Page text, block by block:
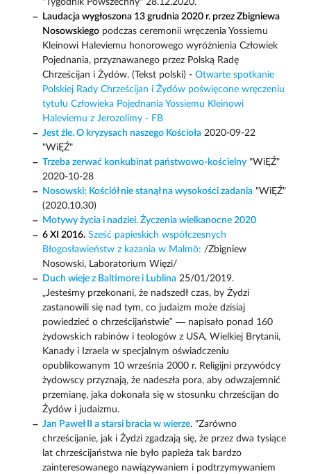
"Tygodnik Powszechny" 28.12.2020.
Laudacja wygłoszona 13 grudnia 2020 r. przez Zbigniewa
Nosowskiegopodczas ceremonii wręczenia Yossiemu
Kleinowi Haleviemu honorowego wyróżnienia Człowiek
Pojednania, przyznawanego przez Polską Radę
Chrześcijan i Żydów. (Tekst polski) - Otwarte spotkanie
Polskiej Rady Chrześcijan i Żydów poświęcone wręczeniu
tytułu Człowieka Pojednania Yossiemu Kleinowi
Haleviemu z Jerozolimy - FB
Jest źle. O kryzysach naszego Kościoła2020-09-22
"WiĘŹ"
Trzeba zerwać konkubinat państwowo-kościelny"WiĘŹ"
2020-10-28
Nosowski: Kościół nie stanął na wysokości zadania"WiĘŹ"
(2020.10.30)
Motywy życia i nadziei. Życzenia wielkanocne 2020
6 XI 2016. Sześć papieskich współczesnych
Błogosławieństw z kazania w Malmö: /Zbigniew
Nosowski, Laboratorium Więzi/
Duch wieje z Baltimore i Lublina25/01/2019.
„Jesteśmy przekonani, że nadszedł czas, by Żydzi
zastanowili się nad tym, co judaizm może dzisiaj
powiedzieć o chrześcijaństwie” — napisało ponad 160
żydowskich rabinów i teologów z USA, Wielkiej Brytanii,
Kanady i Izraela w specjalnym oświadczeniu
opublikowanym 10 września 2000 r. Religijni przywódcy
żydowscy przyznają, że nadeszła pora, aby odwzajemnić
przemianę, jaka dokonała się w stosunku chrześcijan do
Żydów i judaizmu.
Jan Paweł II a starsi bracia w wierze. "Zarówno
chrześcijanie, jak i Żydzi zgadzają się, że przez dwa tysiące
lat chrześcijaństwa nie było papieża tak bardzo
zainteresowanego nawiązywaniem i podtrzymywaniem